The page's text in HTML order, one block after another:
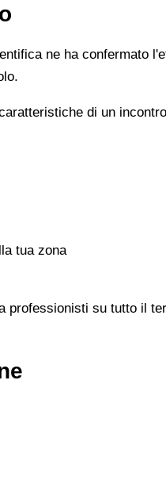
ne ha confermato
di un
tua zona
su tutto il